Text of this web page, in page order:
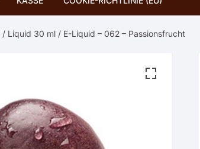
/ Liquid 30 ml / E-Liquid – 062 – Passionsfrucht